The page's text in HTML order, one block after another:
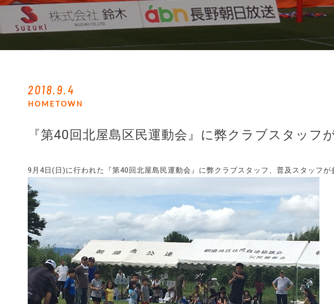
2018.9.4
HOMETOWN
『第40回北屋島区民運動会』に弊クラブスタッフ
9月4日(日)に行われた『第40回北屋島民運動会』に弊クラブスタッフ、普及スタッフが